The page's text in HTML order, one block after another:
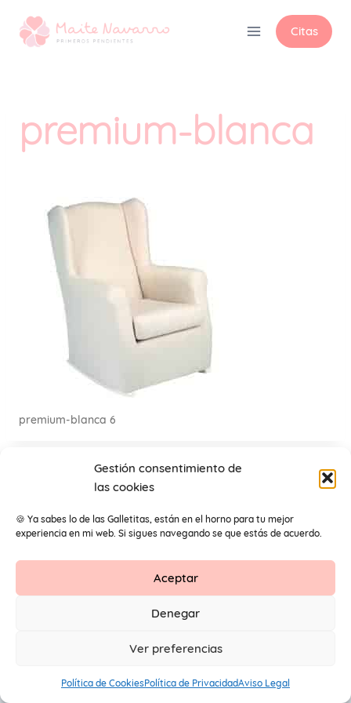
Gestión consentimiento de
las cookies
🍪 Ya sabes lo de las Galletitas, están en el horno para tu mejor
experiencia en mi web. Si sigues navegando se que estás de acuerdo.
Aceptar
Denegar
Ver preferencias
Política de CookiesPolítica de PrivacidadAviso Legal
Citas
premium-blanca
premium-blanca 6
Aviso Legal Protección de datos
© 2026 Primeros Pendientes by Maite Navarro. Todos los
derechos reservados.